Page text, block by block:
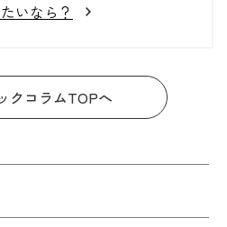
いなら？
クコラムTOPへ